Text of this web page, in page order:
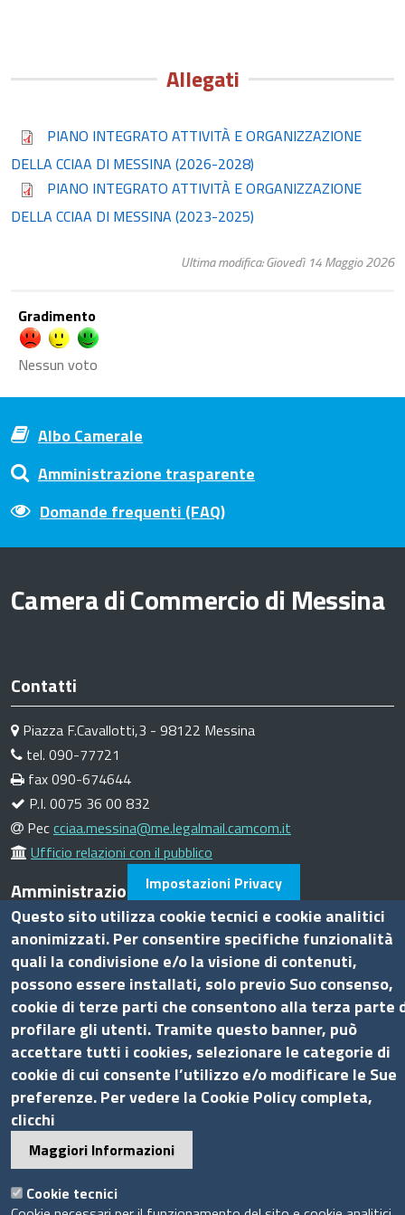
Allegati
PIANO INTEGRATO ATTIVITÀ E ORGANIZZAZIONE
DELLA CCIAA DI MESSINA (2026-2028)
PIANO INTEGRATO ATTIVITÀ E ORGANIZZAZIONE
DELLA CCIAA DI MESSINA (2023-2025)
Ultima modifica: Giovedì 14 Maggio 2026
Gradimento
Nessun voto
Albo Camerale
Amministrazione trasparente
Domande frequenti (FAQ)
Camera di Commercio di Messina
Contatti
Piazza F.Cavallotti,3 - 98122 Messina
tel. 090-77721
fax 090-674644
P.I. 0075 36 00 832
Peccciaa.messina@me.legalmail.camcom.it
Ufficio relazioni con il pubblico
Amministrazione trasparente
Bandi di gara
Bilanci
Concorsi e selezioni
Procedimenti
Provvedimenti
Seguici su
Sito web
Impostazioni Privacy
Questo sito utilizza cookie tecnici e cookie analitici
anonimizzati. Per consentire specifiche funzionalità
quali la condivisione e/o la visione di contenuti,
possono essere installati, solo previo Suo consenso,
cookie di terze parti che consentono alla terza parte
profilare gli utenti. Tramite questo banner, può
accettare tutti i cookies, selezionare le categorie di
cookie di cui consente l’utilizzo e/o modificare le Sue
preferenze. Per vedere la Cookie Policy completa,
clicchi
Maggiori Informazioni
Cookie tecnici